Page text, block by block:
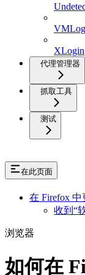
XLogin
代理管理器
抓取工具
测试
在此页面
在 Firefox
收到“
浏览器
如何在